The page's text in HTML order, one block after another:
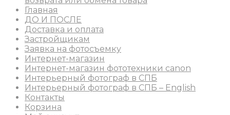
Главная
ДО И ПОСЛЕ
Доставка и оплата
Застройщикам
Заявка на фотосъемку
Интернет-магазин
Интернет-магазин фототехники canon
Интерьерный фотограф в СПБ
Интерьерный фотограф в СПБ – English
Контакты
Корзина